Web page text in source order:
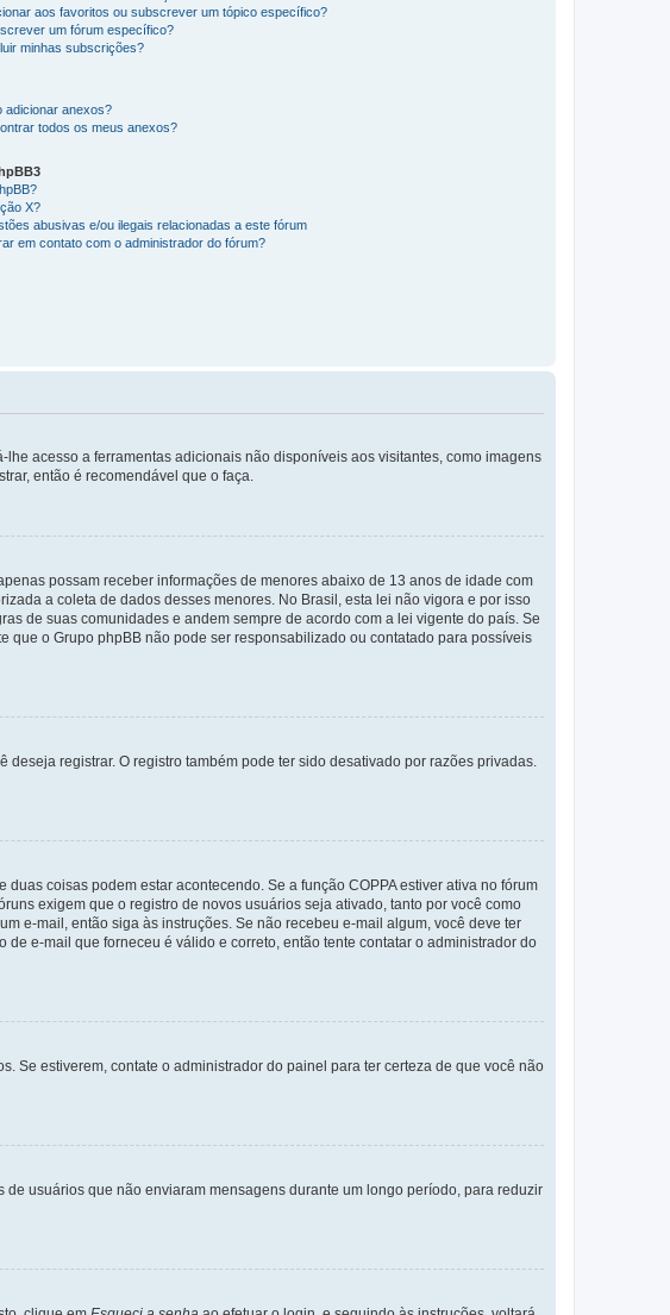
aos favoritos ou subscrever um tópico específico?
um fórum específico?
minhas subscrições?
adicionar anexos?
todos os meus anexos?
X?
abusivas e/ou ilegais relacionadas a este fórum
em contato com o administrador do fórum?
acesso a ferramentas adicionais não disponíveis aos visitantes, como imagens
então é recomendável que o faça.
possam receber informações de menores abaixo de 13 anos de idade com
a coleta de dados desses menores. No Brasil, esta lei não vigora e por isso
de suas comunidades e andem sempre de acordo com a lei vigente do país. Se
o Grupo phpBB não pode ser responsabilizado ou contatado para possíveis
registrar. O registro também pode ter sido desativado por razões privadas.
coisas podem estar acontecendo. Se a função COPPA estiver ativa no fórum
exigem que o registro de novos usuários seja ativado, tanto por você como
e-mail, então siga às instruções. Se não recebeu e-mail algum, você deve ter
e-mail que forneceu é válido e correto, então tente contatar o administrador do
Se estiverem, contate o administrador do painel para ter certeza de que você não
usuários que não enviaram mensagens durante um longo período, para reduzir